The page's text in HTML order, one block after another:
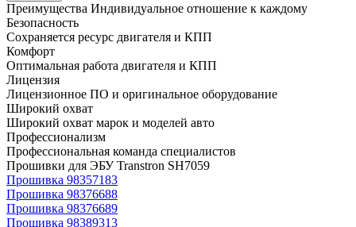
Преимущества Индивидуальное отношение к каждому
Безопасность
Сохраняется ресурс двигателя и КПП
Комфорт
Оптимальная работа двигателя и КПП
Лицензия
Лицензионное ПО и оригинальное оборудование
Широкий охват
Широкий охват марок и моделей авто
Профессионализм
Профессиональная команда специалистов
Прошивки для ЭБУ Transtron SH7059
Прошивка 98357183
Прошивка 98376688
Прошивка 98376689
Прошивка 98389313